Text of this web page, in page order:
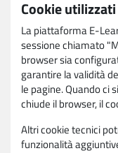
Cookie utilizzati
La piattaforma E-
sessione chiamato
browser sia
garantire la validità
le pagine. Quando ci
chiude il browser, il
Altri cookie tecnici
funzionalità